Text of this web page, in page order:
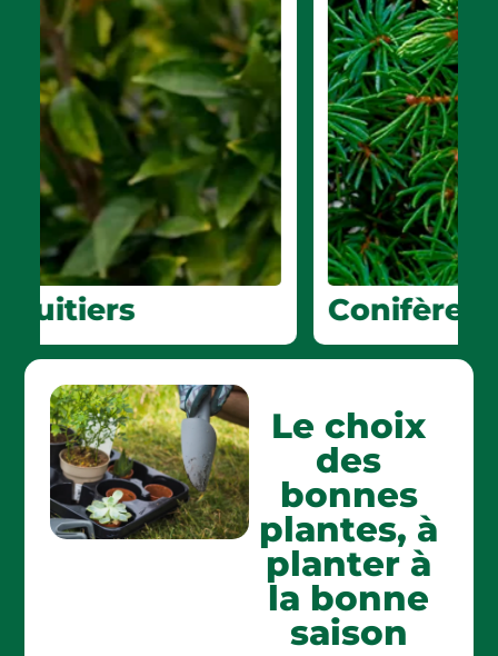
Conifères
Le choix
des
bonnes
plantes, à
planter à
la bonne
saison